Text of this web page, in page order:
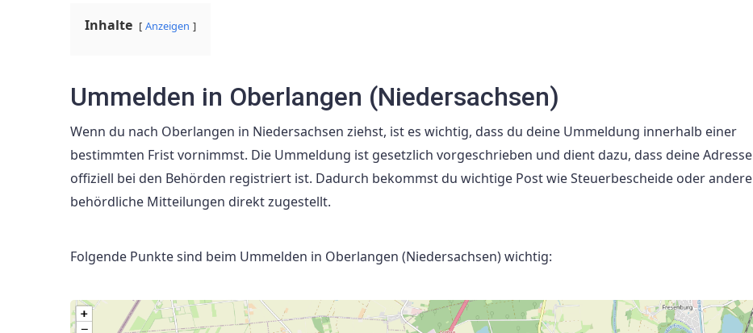
Inhalte Anzeigen
Ummelden in Oberlangen (Niedersachsen)
Wenn du nach Oberlangen in Niedersachsen ziehst, ist es wichtig, dass du deine Ummeldung innerhalb einer
bestimmten Frist vornimmst. Die Ummeldung ist gesetzlich vorgeschrieben und dient dazu, dass deine Adresse
offiziell bei den Behörden registriert ist. Dadurch bekommst du wichtige Post wie Steuerbescheide oder andere
behördliche Mitteilungen direkt zugestellt.
Folgende Punkte sind beim Ummelden in Oberlangen (Niedersachsen) wichtig: